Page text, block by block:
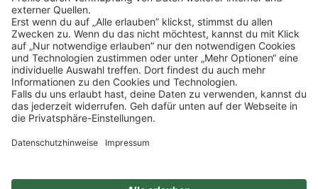
Klickehier, um alle offenen Jobs zu sehen.
Impressum Datenschutz
Privatsphäre-Einstellungen
FAQ
Veranstaltungen
Sitemap